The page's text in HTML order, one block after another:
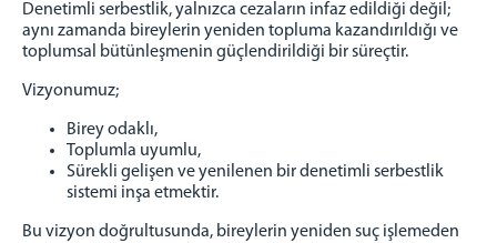
Yetki Alanı
FALİYETLERİMİZ
Kamu Yararına Çalışma
Adalet Ormanı
Koruma Kurulları
Kendi İşini Kurma
Sosyal Market
Denetimli serbestlik, yalnızca cezaların infaz edildiği değil;
aynı zamanda bireylerin yeniden topluma kazandırıldığı ve
toplumsal bütünleşmenin güçlendirildiği bir süreçtir.
Vizyonumuz;
Birey odaklı,
Toplumla uyumlu,
Sürekli gelişen ve yenilenen bir denetimli serbestlik
sistemi inşa etmektir.
Bu vizyon doğrultusunda, bireylerin yeniden suç işlemeden